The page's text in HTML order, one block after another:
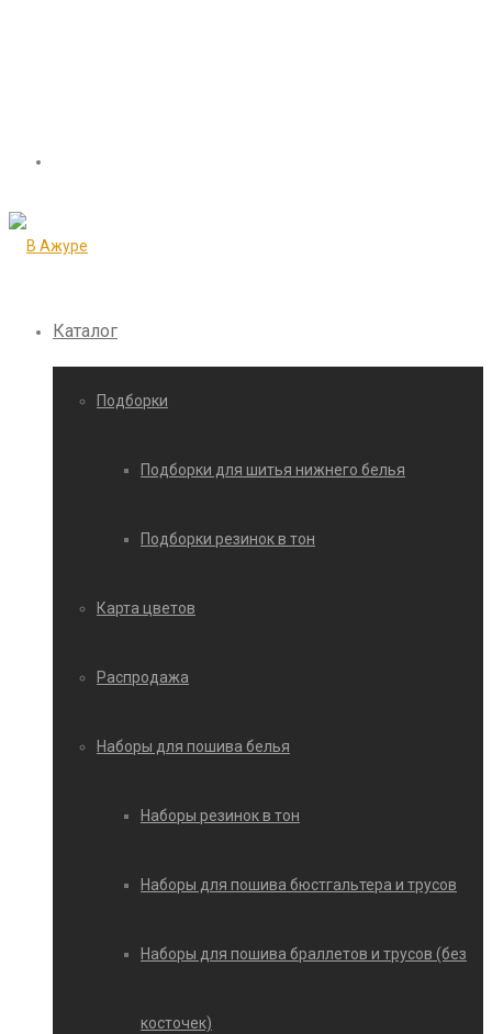
Каталог
Подборки
Подборки для шитья нижнего белья
Подборки резинок в тон
Карта цветов
Распродажа
Наборы для пошива белья
Наборы резинок в тон
Наборы для пошива бюстгальтера и трусов
Наборы для пошива браллетов и трусов (без
косточек)